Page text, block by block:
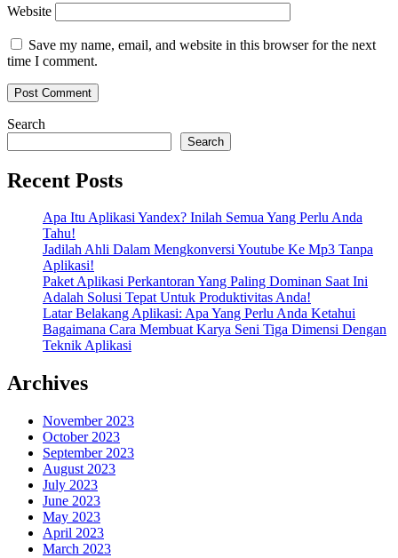
Website
Save my name, email, and website in this browser for the next
time I comment.
Search
Search
Recent Posts
Apa Itu Aplikasi Yandex? Inilah Semua Yang Perlu Anda
Tahu!
Jadilah Ahli Dalam Mengkonversi Youtube Ke Mp3 Tanpa
Aplikasi!
Paket Aplikasi Perkantoran Yang Paling Dominan Saat Ini
Adalah Solusi Tepat Untuk Produktivitas Anda!
Latar Belakang Aplikasi: Apa Yang Perlu Anda Ketahui
Bagaimana Cara Membuat Karya Seni Tiga Dimensi Dengan
Teknik Aplikasi
Archives
November 2023
October 2023
September 2023
August 2023
July 2023
June 2023
May 2023
April 2023
March 2023